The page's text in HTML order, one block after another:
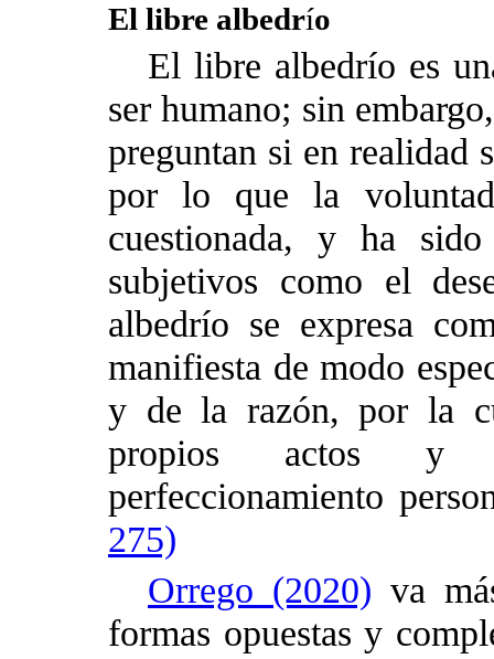
El libre albedrío
El libre albedrío es
ser humano; sin
preguntan si en realidad
por lo que la
cuestionada, y ha
subjetivos como el
albedrío se expresa
manifiesta de modo
y de la razón, por la
propios actos y
perfeccionamiento
275)
Orrego (2020) va
formas opuestas y